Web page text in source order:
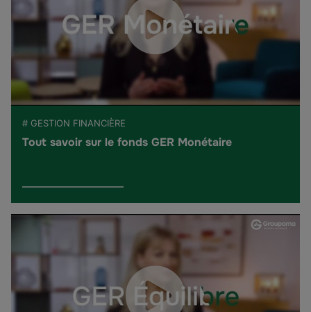
# GESTION FINANCIÈRE
Tout savoir sur le fonds GER Monétaire